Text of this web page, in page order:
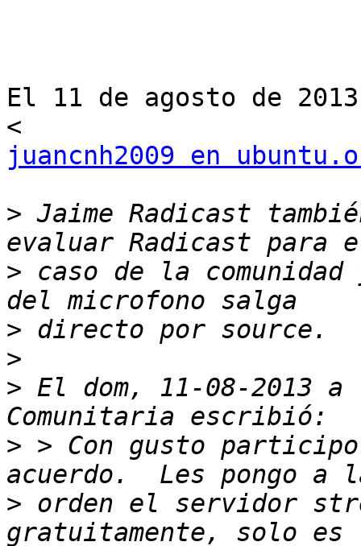
El 11 de agosto de
juancnh2009 en
> Jaime Radicast
> caso de la
>
>
> El dom, 11-08-2013 a
> > Con gusto
> orden el servidor